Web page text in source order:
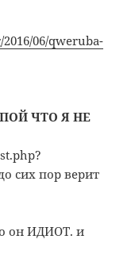
06/qweruba-
ЧТО Я НЕ
сих пор верит
он ИДИОТ. и